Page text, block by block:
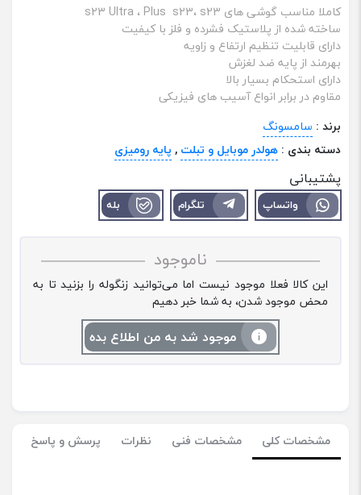
کاملا مناسب گوشی ‌های s23 Ultra ، Plus s23، s23
ساخته شده از پلاستیک فشرده و فلز با کیفیت
دارای قابلیت تنظیم ارتفاع و زاویه
بهرمند از پایه ضد لغزش
دارای استحکام بسیار بالا
مقاوم در برابر انواع آسیب های فیزیکی
برند : سامسونگ
دسته بندی : هولدر موبایل و تبلت , پایه رومیزی
پشتیبانی
واتساپ تلگرام بله
ناموجود
این کالا فعلا موجود نیست اما می‌توانید زنگوله را بزنید تا به
محض موجود شدن، به شما خبر دهیم
موجود شد به من اطلاع بده
مشخصات کلی مشخصات فنی نظرات پرسش و پاسخ